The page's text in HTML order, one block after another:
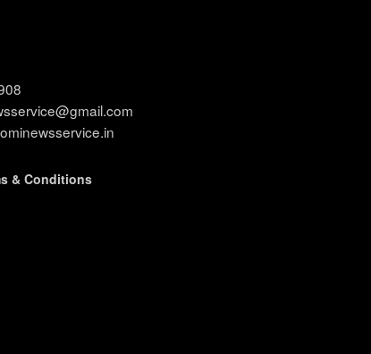
& Conditions